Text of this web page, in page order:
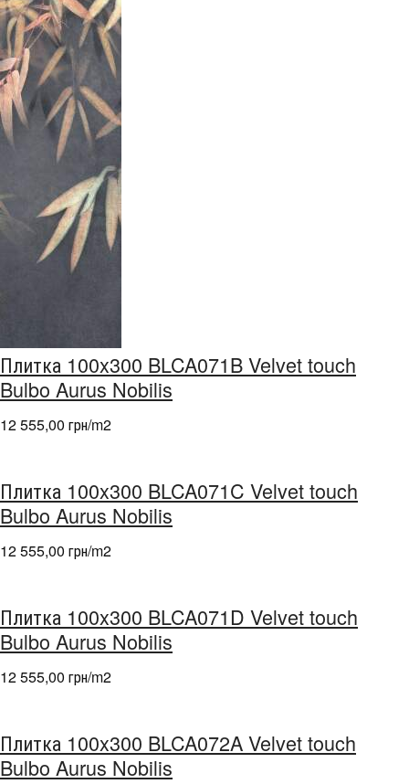
Плитка 100x300 BLCA071B Velvet touch
Bulbo Aurus Nobilis
12 555,00 грн/m2
Плитка 100x300 BLCA071C Velvet touch
Bulbo Aurus Nobilis
12 555,00 грн/m2
Плитка 100x300 BLCA071D Velvet touch
Bulbo Aurus Nobilis
12 555,00 грн/m2
Плитка 100x300 BLCA072A Velvet touch
Bulbo Aurus Nobilis